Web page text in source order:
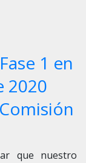
1 en
2020
que nuestro